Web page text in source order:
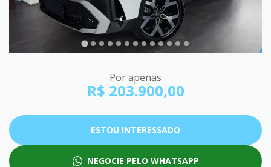
Por apenas
R$ 203.900,00
ESTOU INTERESSADO
NEGOCIE PELO WHATSAPP